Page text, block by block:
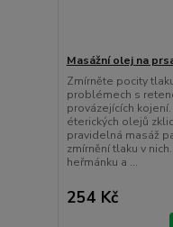
Masážní olej na
Zmírněte pocity
problémech s
provázejících
éterických olejů
pravidelná masáž
zmírnění tlaku v
heřmánku a ...
254 Kč